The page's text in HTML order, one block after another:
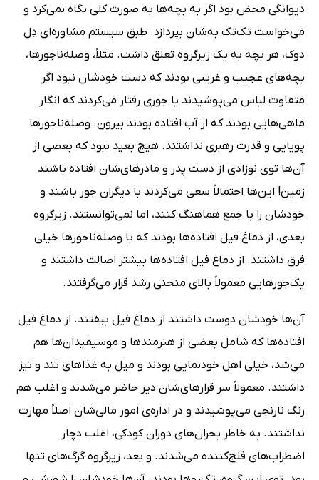
دیوانگی محض بود اگر به بچه‌ها به صورت کلی نگاه نمی‌کرد و
می‌خواست تک‌تک به‌شان بپردازد. طبق سیستم مشاوره‌ای دِل
دوک، هر بچه به یک زیرگروه تعلق داشت. مثلاً، وصله‌ناجورها،
بچه‌های عجیب و غریبی بودند که دست خودشان نبود اگر
متفاوت لباس می‌پوشیدند یا جوری رفتار می‌کردند که انگار
ماهی‌هایی بودند که از آب افتاده بودند بیرون. وصله‌ناجورها
پویایی و قدرت رهبری نداشتند. هیچ بعید نبود که بعضی‌ از
آن‌ها توی نوزادی از دست‌ پدر و مادرهای‌شان افتاده باشند
زمین! این‌ها احتمالاً سعی می‌کردند با دیگران جور باشند و
خودشان را با جمع هماهنگ کنند، اما نمی‌توانستند. زیرگروه
بعدی، از دماغ فیل افتاده‌ها بودند که با وصله‌ناجورها خیلی
فرق داشتند. از دماغ فیل افتاده‌ها بیشتر اصالت داشتند و
یک‌جورهایی معمولاً بالای منحنی رشد قرار می‌گرفتند.
آن‌ها خودشان دوست داشتند از دماغ فیل بیفتند. از دماغ فیل
افتاده‌ها که شامل بعضی از هنرمندها و موسیقیدان‌ها هم
می‌شد، خیلی اهل خودنمایی بودند و میل به غذاهای تند و تیز
داشتند. معمولاً سر قرارهای‌شان دیر حاضر می‌شدند و اغلب هم
رنگ نارنجی می‌پوشیدند و در اداره‌ی امور مالی‌شان اصلاً مهارت
نداشتند. به خاطر بحران‌های دوران کودکی، اغلب دچار
اضطراب‌های فلج‌کننده می‌شدند. و بعد، زیرگروه گرگ‌های تنها